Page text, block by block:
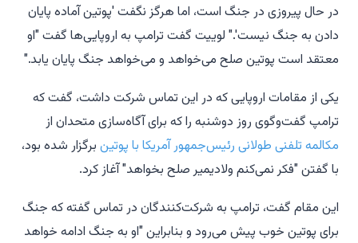
در حال پیروزی در جنگ است، اما هرگز نگفت 'پوتین آماده پایان
دادن به جنگ نیست'." لوییت گفت ترامپ به اروپایی‌ها گفت "او
معتقد است پوتین صلح می‌خواهد و می‌خواهد جنگ پایان یابد."
یکی از مقامات اروپایی که در این تماس شرکت داشت، گفت که
ترامپ گفت‌وگوی روز دوشنبه را که برای آگاه‌سازی متحدان از
مکالمه تلفنی طولانی رئیس‌جمهور آمریکا با پوتین برگزار شده بود،
با گفتن "فکر نمی‌کنم ولادیمیر صلح بخواهد" آغاز کرد.
این مقام گفت، ترامپ به شرکت‌کنندگان در تماس گفته که جنگ
برای پوتین خوب پیش می‌رود و بنابراین "او به جنگ ادامه خواهد